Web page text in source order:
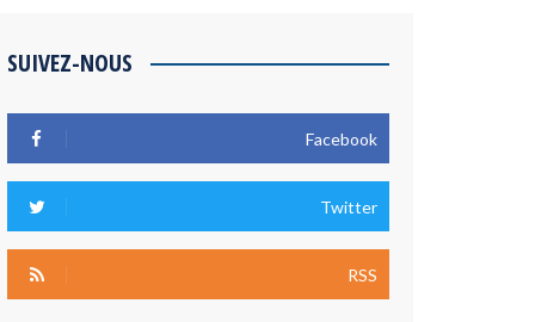
SUIVEZ-NOUS
Facebook
Twitter
RSS